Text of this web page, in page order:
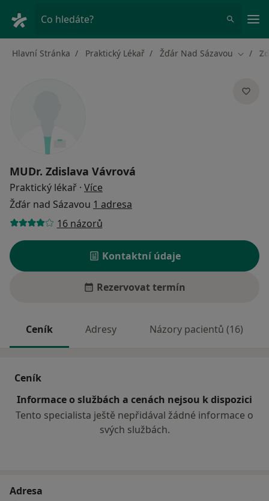
Co hledáte?
Hlavní Stránka Praktický Lékař Žďár Nad Sázavou Změna
MUDr. Zdislava Vávrová
Praktický lékař · Více
Žďár nad Sázavou 1 adresa
16 názorů
Kontaktní údaje
Rezervovat termín
Ceník Adresy Názory pacientů (16)
Ceník
Informace o službách a cenách nejsou k dispozici
Tento specialista ještě nepřidával žádné informace o
svých službách.
Adresa